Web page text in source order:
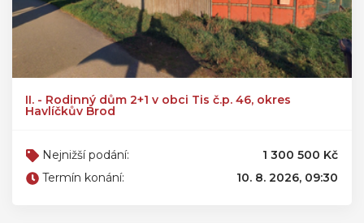
II. - Rodinný dům 2+1 v obci Tis č.p. 46, okres
Havlíčkův Brod
Nejnižší podání:
1 300 500 Kč
Termín konání:
10. 8. 2026, 09:30